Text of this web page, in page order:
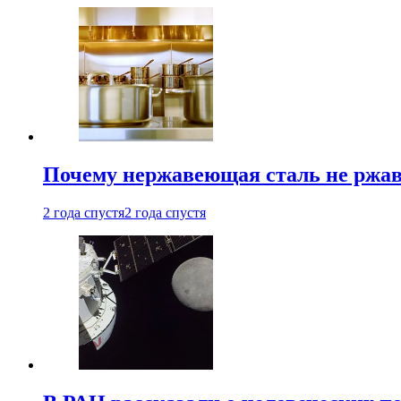
Почему нержавеющая сталь не
2 года спустя2 года спустя